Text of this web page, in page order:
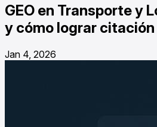
GEO en Transporte y
y cómo lograr citación
Jan 4, 2026